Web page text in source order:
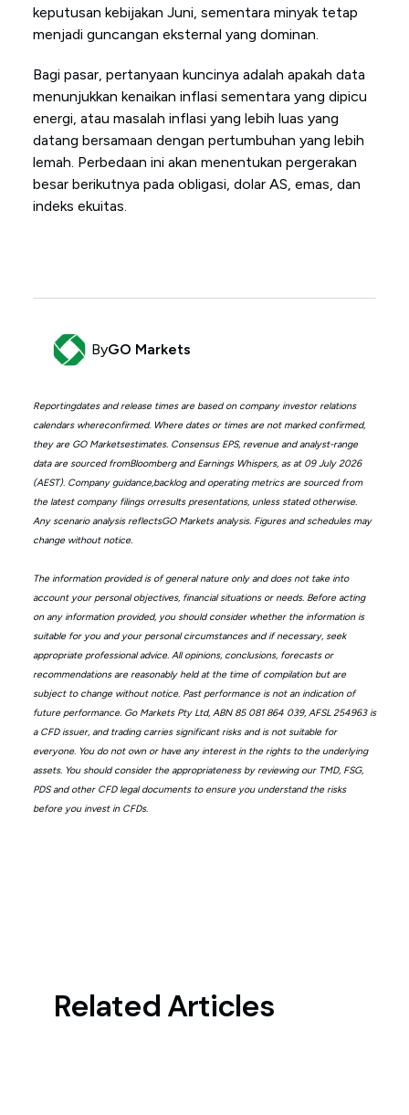
keputusan kebijakan Juni, sementara minyak tetap
menjadi guncangan eksternal yang dominan.
Bagi pasar, pertanyaan kuncinya adalah apakah data
menunjukkan kenaikan inflasi sementara yang dipicu
energi, atau masalah inflasi yang lebih luas yang
datang bersamaan dengan pertumbuhan yang lebih
lemah. Perbedaan ini akan menentukan pergerakan
besar berikutnya pada obligasi, dolar AS, emas, dan
indeks ekuitas.
ByGO Markets
Reportingdates and release times are based on company investor relations
calendars whereconfirmed. Where dates or times are not marked confirmed,
they are GO Marketsestimates. Consensus EPS, revenue and analyst-range
data are sourced fromBloomberg and Earnings Whispers, as at 09 July 2026
(AEST). Company guidance,backlog and operating metrics are sourced from
the latest company filings orresults presentations, unless stated otherwise.
Any scenario analysis reflectsGO Markets analysis. Figures and schedules may
change without notice.
The information provided is of general nature only and does not take into
account your personal objectives, financial situations or needs. Before acting
on any information provided, you should consider whether the information is
suitable for you and your personal circumstances and if necessary, seek
appropriate professional advice. All opinions, conclusions, forecasts or
recommendations are reasonably held at the time of compilation but are
subject to change without notice. Past performance is not an indication of
future performance. Go Markets Pty Ltd, ABN 85 081 864 039, AFSL 254963 is
a CFD issuer, and trading carries significant risks and is not suitable for
everyone. You do not own or have any interest in the rights to the underlying
assets. You should consider the appropriateness by reviewing our TMD, FSG,
PDS and other CFD legal documents to ensure you understand the risks
before you invest in CFDs.
Related Articles